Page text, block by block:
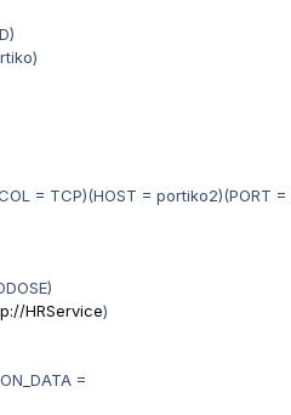
= TCP)(HOST = portiko2)(PORT =
HRService)
=